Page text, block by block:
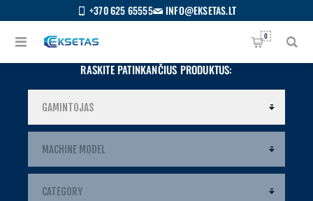
+370 625 65555 INFO@EKSETAS.LT
0
RASKITE PATINKANČIUS PRODUKTUS: